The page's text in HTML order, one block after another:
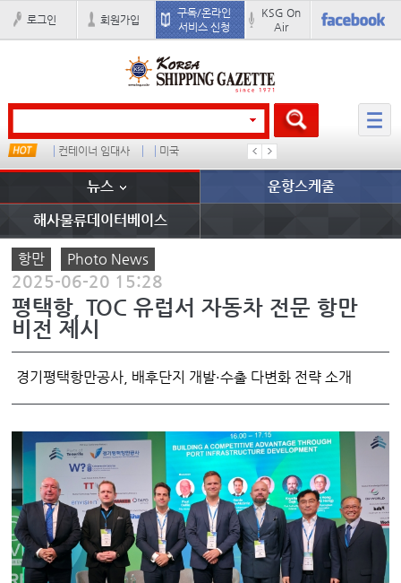
로그인 회원가입
구독/온라인
서비스 신청
KSG On
Air
컨테이너 임대사 미국
뉴스 운항스케줄
해사물류데이터베이스
항만 Photo News
2025-06-20 15:28
평택항, TOC 유럽서 자동차 전문 항만
비전 제시
경기평택항만공사, 배후단지 개발·수출 다변화 전략 소개